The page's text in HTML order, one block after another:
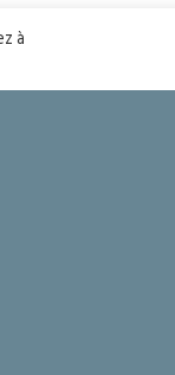
de tout, notre
à